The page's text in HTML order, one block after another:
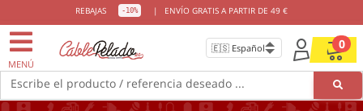
REBAJAS -10% | ENVÍO GRATIS A PARTIR DE 49 €
MENÚ
0
Escribe el producto / referencia deseado ...